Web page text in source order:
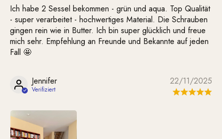
Ich habe 2 Sessel bekommen - grün und aqua. Top Qualität
- super verarbeitet - hochwertiges Material. Die Schrauben
gingen rein wie in Butter. Ich bin super glücklich und freue
mich sehr. Empfehlung an Freunde und Bekannte auf jeden
Fall 🤩
22/11/2025
Jennifer